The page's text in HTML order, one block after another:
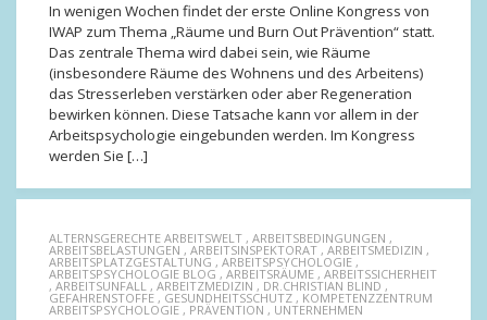
In wenigen Wochen findet der erste Online Kongress von
IWAP zum Thema „Räume und Burn Out Prävention“ statt.
Das zentrale Thema wird dabei sein, wie Räume
(insbesondere Räume des Wohnens und des Arbeitens)
das Stresserleben verstärken oder aber Regeneration
bewirken können. Diese Tatsache kann vor allem in der
Arbeitspsychologie eingebunden werden. Im Kongress
werden Sie […]
ALTERNSGERECHTE ARBEITSWELT , ARBEITSBEDINGUNGEN ,
ARBEITSBELASTUNGEN , ARBEITSINSPEKTORAT , ARBEITSMEDIZIN ,
ARBEITSPLATZGESTALTUNG , ARBEITSPSYCHOLOGIE ,
ARBEITSPSYCHOLOGIE BLOG , ARBEITSRÄUME , ARBEITSSICHERHEIT
, ARBEITSUNFALL , ARBEITZMEDIZIN , DR.CHRISTIAN BLIND ,
GEFAHRENSTOFFE , GESUNDHEITSSCHUTZ , KOMPETENZZENTRUM
ARBEITSPSYCHOLOGIE , PRÄVENTION , UNTERNEHMEN